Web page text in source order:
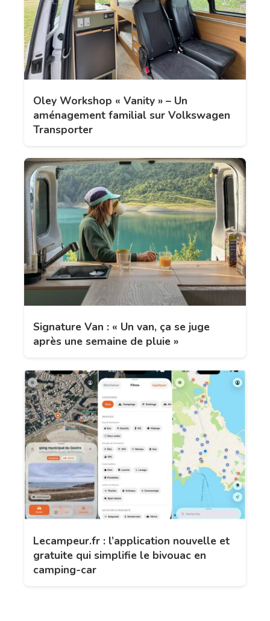
Oley Workshop « Vanity » – Un
aménagement familial sur Volkswagen
Transporter
Signature Van : « Un van, ça se juge
après une semaine de pluie »
Lecampeur.fr : l’application nouvelle et
gratuite qui simplifie le bivouac en
camping-car